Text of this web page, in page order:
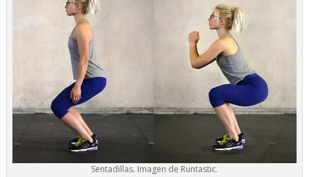
Sentadillas. Imagen de Runtastic.